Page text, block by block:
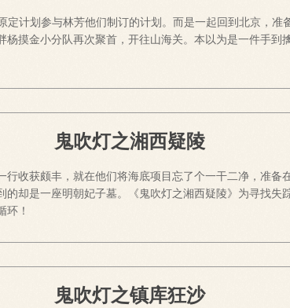
计划参与林芳他们制订的计划。而是一起回到北京，
摸金小分队再次聚首，开往山海关。本以为是一件手
鬼吹灯之湘西疑陵
收获颇丰，就在他们将海底项目忘了个一干二净，准
却是一座明朝妃子墓。《鬼吹灯之湘西疑陵》为寻找
！
鬼吹灯之镇库狂沙